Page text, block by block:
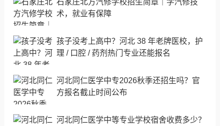
石家庄北方汽修学校招生简章｜学汽修技
术，就业有保障
孩子没考上高中？河北 38 年老牌医校，护
理 / 口腔 / 药剂热门专业还能报名
河北同仁医学中专2026秋季还招生吗？官
方报名截止时间公布
河北同仁医学中等专业学校宿舍收费多少？